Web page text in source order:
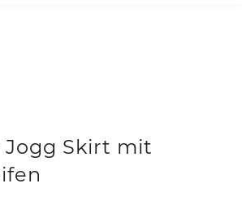
Jogg Skirt mit